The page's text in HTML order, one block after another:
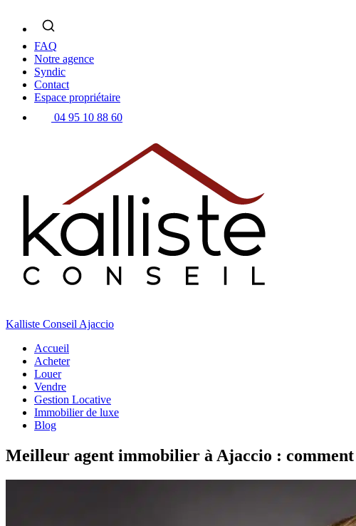
contentFAQ
Notre agence
Syndic
Contact
Espace propriétaire
04 95 10 88 60
Kalliste Conseil Ajaccio
Accueil
Acheter
Louer
Vendre
Gestion Locative
Immobilier de luxe
Blog
Meilleur agent immobilier à Ajaccio :